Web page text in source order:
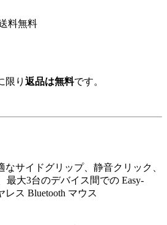
料無料
限り 返品は無料です。
サイドグリップ、静音クリック、
最大3台のデバイス間での Easy-
レス Bluetooth マウス